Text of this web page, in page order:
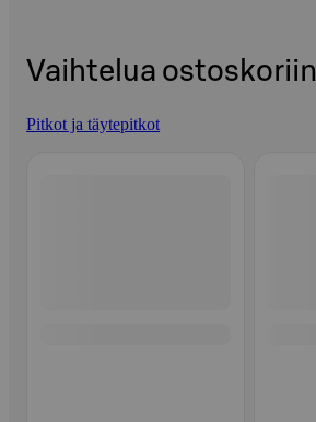
Vaihtelua ostoskoriin
Pitkot ja täytepitkot